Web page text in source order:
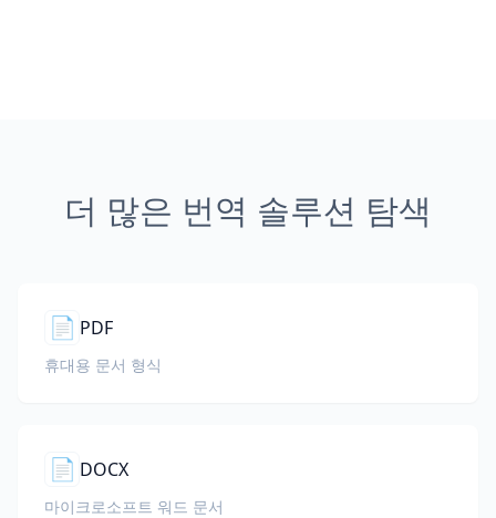
더 많은 번역 솔루션 탐색
📄 PDF
휴대용 문서 형식
📄 DOCX
마이크로소프트 워드 문서